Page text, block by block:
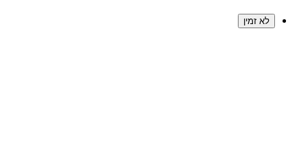
לא זמין